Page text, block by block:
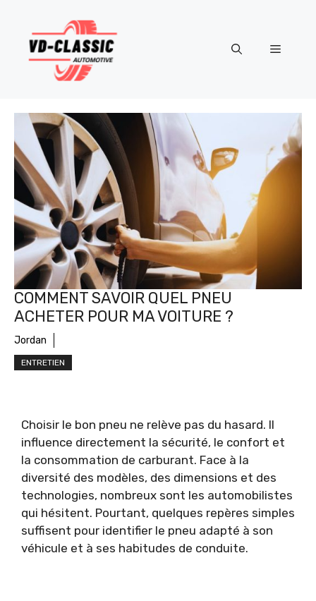
contenu
Menu
COMMENT SAVOIR QUEL PNEU
ACHETER POUR MA VOITURE ?
Jordan
ENTRETIEN
Choisir le bon pneu ne relève pas du hasard. Il
influence directement la sécurité, le confort et
la consommation de carburant. Face à la
diversité des modèles, des dimensions et des
technologies, nombreux sont les automobilistes
qui hésitent. Pourtant, quelques repères simples
suffisent pour identifier le pneu adapté à son
véhicule et à ses habitudes de conduite.